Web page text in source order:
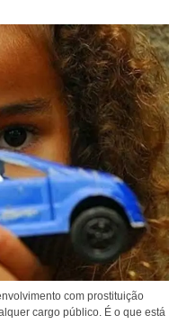
com prostituição
cargo público. É o que está